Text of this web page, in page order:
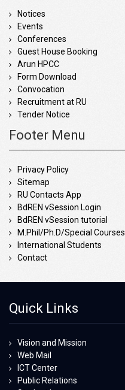
Notices
Events
Conferences
Guest House Booking
Arun HPCC
Form Download
Convocation
Recruitment at RU
Tender Notice
Footer Menu
Privacy Policy
Sitemap
RU Contacts App
BdREN vSession Login
BdREN vSession tutorial
M.Phil/Ph.D/Special Courses
International Students
Contact
Quick Links
Vision and Mission
Web Mail
ICT Center
Public Relations